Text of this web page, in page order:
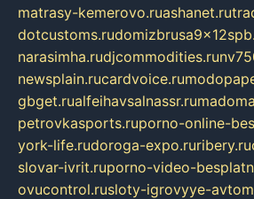
matrasy-kemerovo.ruashanet.ru
dotcustoms.ru
narasimha.rudjcommodities.ru
newsplain.rucardvoice.ru
gbget.rualfeihavsalnassr.ru
petrovkasports.ruporno-online-
york-life.rudoroga-expo.ruribery.ru
slovar-ivrit.ruporno-video-
ovucontrol.rusloty-igrovyye-